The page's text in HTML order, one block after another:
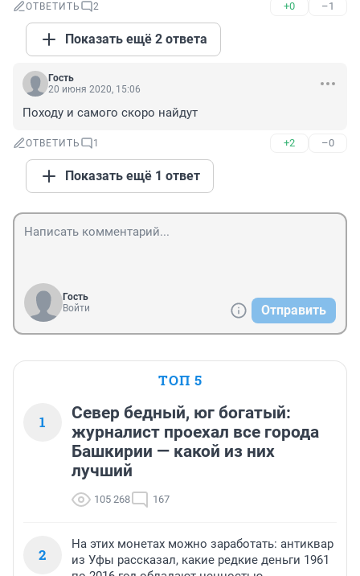
ОТВЕТИТЬ 2 +0 –1
Показать ещё 2 ответа
Гость
20 июня 2020, 15:06
Походу и самого скоро найдут
ОТВЕТИТЬ 1 +2 –0
Показать ещё 1 ответ
Гость
Войти
Отправить
ТОП 5
1
Север бедный, юг богатый:
журналист проехал все города
Башкирии — какой из них
лучший
105 268 167
2
На этих монетах можно заработать: антиквар
из Уфы рассказал, какие редкие деньги 1961